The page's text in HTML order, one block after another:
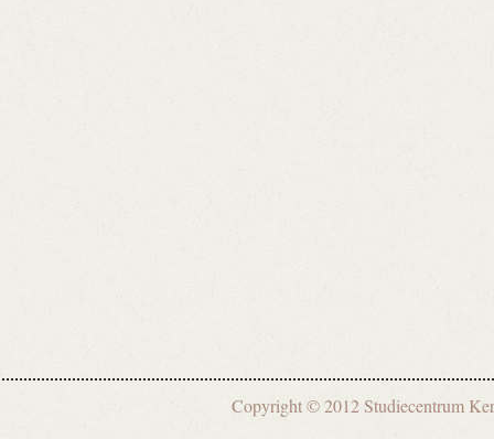
Copyright © 2012 Studiecentrum